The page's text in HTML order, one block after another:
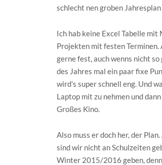
schlecht nen groben Jahresplan
Ich hab keine Excel Tabelle
Projekten mit festen
gerne fest, auch wenns nicht
des Jahres mal ein paar fixe
wird’s super schnell eng. Und
Laptop mit zu nehmen und
Großes Kino.
Also muss er doch her, der
sind wir nicht an Schulzeiten
Winter 2015/2016 geben,